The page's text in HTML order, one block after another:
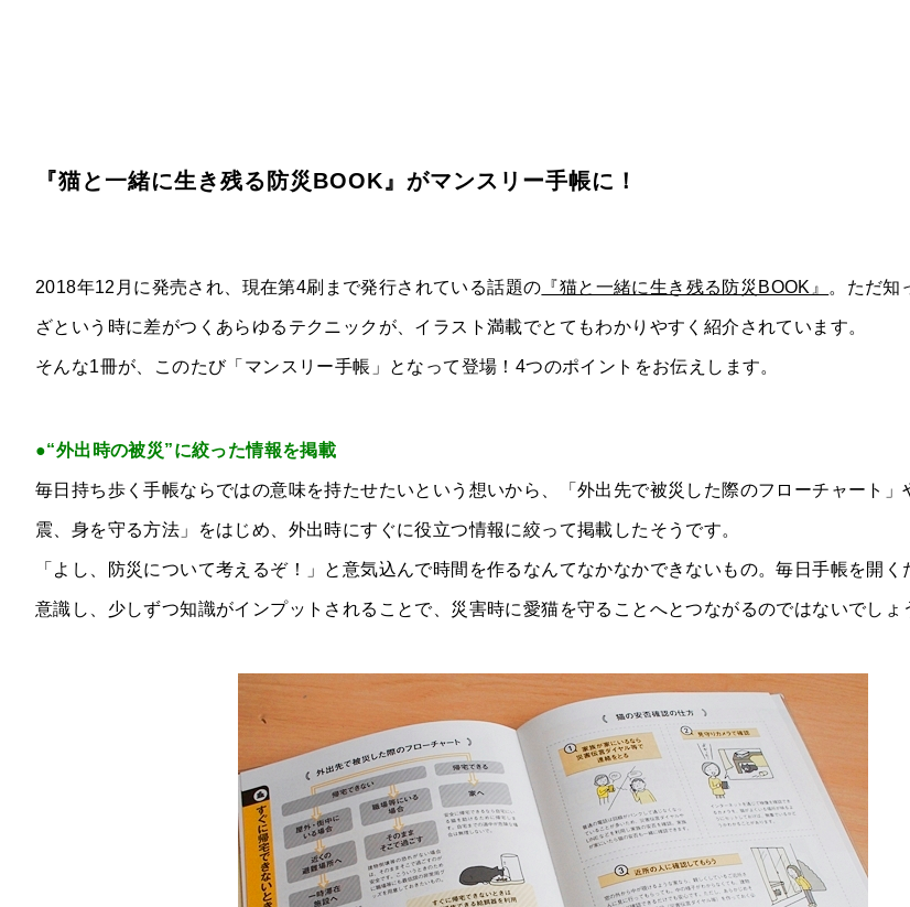
『猫と一緒に生き残る防災BOOK』がマンスリー手帳に！
2018年12月に発売され、現在第4刷まで発行されている話題の 『猫と一緒に生き残る防災BOOK』 。ただ知
ざという時に差がつくあらゆるテクニックが、イラスト満載でとてもわかりやすく紹介されています。
そんな1冊が、このたび「マンスリー手帳」となって登場！4つのポイントをお伝えします。
●“外出時の被災”に絞った情報を掲載
毎日持ち歩く手帳ならではの意味を持たせたいという想いから、「外出先で被災した際のフローチャート」
震、身を守る方法」をはじめ、外出時にすぐに役立つ情報に絞って掲載したそうです。
「よし、防災について考えるぞ！」と意気込んで時間を作るなんてなかなかできないもの。毎日手帳を開く
意識し、少しずつ知識がインプットされることで、災害時に愛猫を守ることへとつながるのではないでしょ